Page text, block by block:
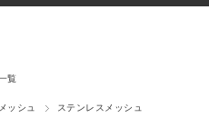
覧
ッシュ ステンレスメッシュ